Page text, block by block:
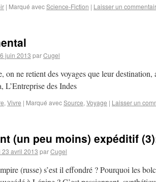
| Marqué avecScience-Fiction | Laisser un
juin 2013 parCugel
on ne retient des voyages que leur destination,
L’Entreprise des Indes
, Vivre | Marqué avecSource, Voyage | Laisser un
(un peu moins) expéditif
23 avril 2013 parCugel
(russe) s’est il effondré ? Pourquoi les